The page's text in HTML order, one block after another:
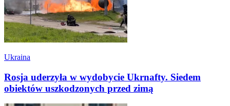
Ukraina
Rosja uderzyła w wydobycie Ukrnafty. Siedem
obiektów uszkodzonych przed zimą